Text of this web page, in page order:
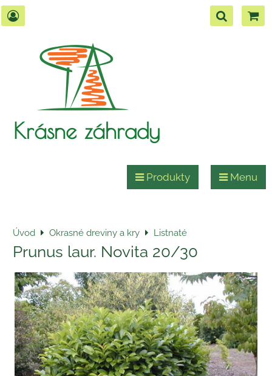
Krásne záhrady
Produkty Menu
Úvod Okrasné dreviny a kry Listnaté
Prunus laur. Novita 20/30